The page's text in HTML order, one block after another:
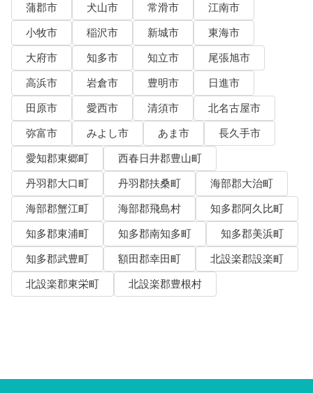
蒲郡市
犬山市 常滑市
江南市
小牧市
稲沢市 新城市
東海市
大府市
知多市 知立市
尾張旭市
高浜市
岩倉市 豊明市
日進市
田原市
愛西市 清須市
北名古屋市
弥富市
みよし市 あま市
長久手市
愛知郡東郷町
西春日井郡豊山町
丹羽郡大口町
丹羽郡扶桑町
海部郡大治町
海部郡蟹江町
海部郡飛島村
知多郡阿久比町
知多郡東浦町
知多郡南知多町
知多郡美浜町
知多郡武豊町
額田郡幸田町
北設楽郡設楽町
北設楽郡東栄町
北設楽郡豊根村